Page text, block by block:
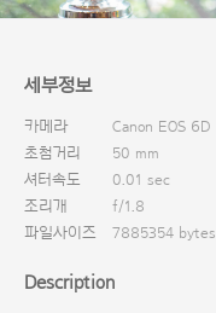
세부정보
카메라
Canon EOS 6D
초첨거리
50 mm
셔터속도
0.01 sec
조리개
f/1.8
파일사이즈
7885354 bytes
Description